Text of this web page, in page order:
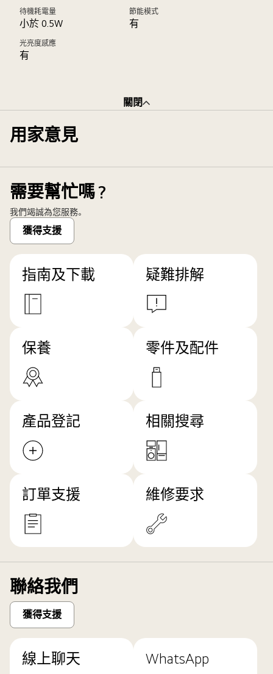
待機耗電量
小於 0.5W
節能模式
有
光亮度感應
有
關閉
用家意見
需要幫忙嗎？
我們竭誠為您服務。
獲得支援
指南及下載 疑難排解
保養 零件及配件
產品登記 相關搜尋
訂單支援 維修要求
聯絡我們
獲得支援
線上聊天 WhatsApp